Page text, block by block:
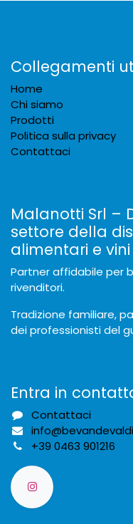
Collegamenti
Home
Chi siamo
Prodotti
Politica sulla privacy
Contattaci
Malanotti Srl –
settore della
alimentari e
Partner affidabile per
rivenditori.
Tradizione familiare,
dei professionisti del
Entra in
Contattaci
+39 0463 901216